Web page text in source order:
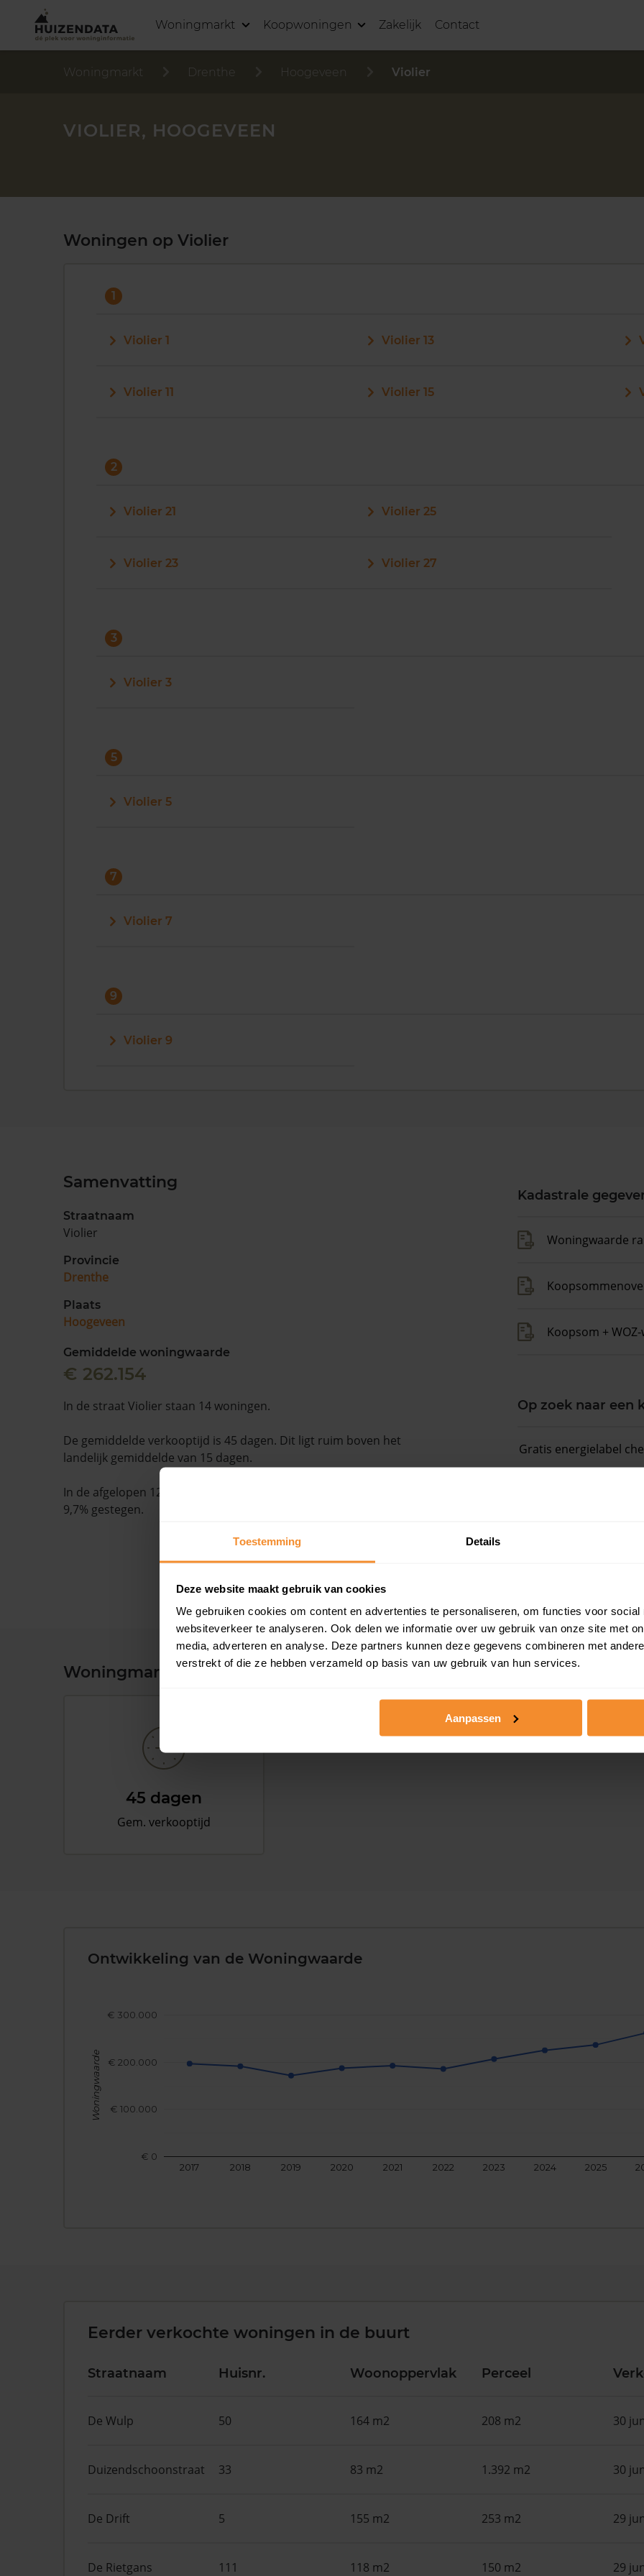
Toestemming Details
Deze website maakt gebruik van cookies
We gebruiken cookies om content en advertenties te personaliseren, om functies voor social
websiteverkeer te analyseren. Ook delen we informatie over uw gebruik van onze site met
media, adverteren en analyse. Deze partners kunnen deze gegevens combineren met
verstrekt of die ze hebben verzameld op basis van uw gebruik van hun services.
Aanpassen
Woningmarkt Koopwoningen Zakelijk Contact
Woningmarkt Drenthe Hoogeveen Violier
VIOLIER, HOOGEVEEN
Woningen op Violier
1
Violier 1
Violier 11
Violier 13
Violier 15
2
Violier 21
Violier 23
Violier 25
Violier 27
3
Violier 3
5
Violier 5
7
Violier 7
9
Violier 9
Samenvatting
Straatnaam
Violier
Provincie
Drenthe
Plaats
Hoogeveen
Gemiddelde woningwaarde
€ 262.154
In de straat Violier staan 14 woningen.
De gemiddelde verkooptijd is 45 dagen. Dit ligt ruim boven het
landelijk gemiddelde van 15 dagen.
In de afgelopen 12 maanden is de gemiddelde woningwaarde met
9,7% gestegen.
Kadastrale
Woningwaarde
Koopsom +
Op zoek naar een
Gratis energielabel
Woningmarkt en woningwaarde
45 dagen
Gem. verkooptijd
Ontwikkeling van de Woningwaarde
2017 2018 2019 2020 2021 2022 2023 2024 2025
€ 0
€ 100.000
€ 200.000
€ 300.000
Woningwaarde
Eerder verkochte woningen in de buurt
Straatnaam Huisnr. Woonoppervlak Perceel
De Wulp 50 164 m2 208 m2 30
Duizendschoonstraat 33 83 m2 1.392 m2 30
De Drift 5 155 m2 253 m2 29
De Rietgans 111 118 m2 150 m2 29